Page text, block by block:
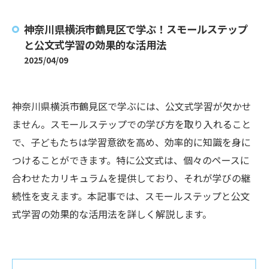
神奈川県横浜市鶴見区で学ぶ！スモールステップ
と公文式学習の効果的な活用法
2025/04/09
神奈川県横浜市鶴見区で学ぶには、公文式学習が欠かせ
ません。スモールステップでの学び方を取り入れること
で、子どもたちは学習意欲を高め、効率的に知識を身に
つけることができます。特に公文式は、個々のペースに
合わせたカリキュラムを提供しており、それが学びの継
続性を支えます。本記事では、スモールステップと公文
式学習の効果的な活用法を詳しく解説します。